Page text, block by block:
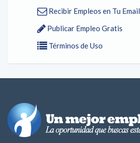
Recibir Empleos en Tu Email
Publicar Empleo Gratis
Términos de Uso